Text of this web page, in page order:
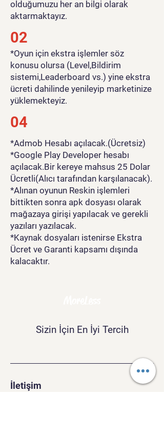
olduğumuzu her an bilgi olarak
aktarmaktayız.
02
*Oyun için ekstra işlemler söz
konusu olursa (Level,Bildirim
sistemi,Leaderboard vs.) yine ekstra
ücreti dahilinde yenileyip marketinize
yüklemekteyiz.
04
*Admob Hesabı açılacak.(Ücretsiz)
*Google Play Developer hesabı
açılacak.Bir kereye mahsus 25 Dolar
Ücretli(Alıcı tarafından karşılanacak).
*Alınan oyunun Reskin işlemleri
bittikten sonra apk dosyası olarak
mağazaya girişi yapılacak ve gerekli
yazıları yazılacak.
*Kaynak dosyaları istenirse Ekstra
Ücret ve Garanti kapsamı dışında
kalacaktır.
Sizin İçin En İyi Tercih
İletişim